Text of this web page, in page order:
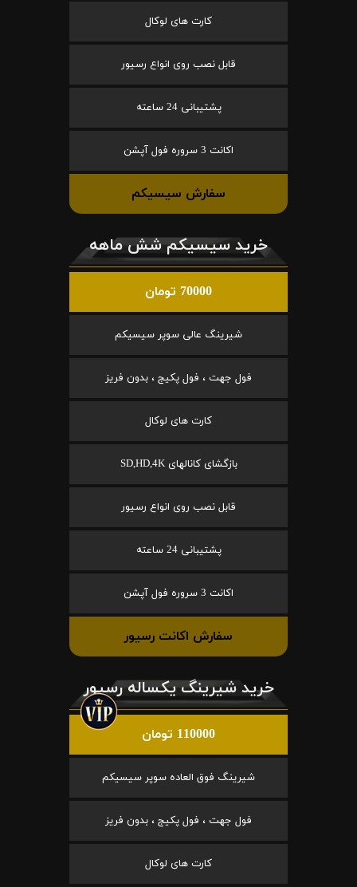
کارت های لوکال
قابل نصب روی انواع رسیور
پشتیبانی 24 ساعته
اکانت 3 سروره فول آپشن
سفارش سیسیکم
خرید سیسیکم شش ماهه
70000 تومان
شیرینگ عالی سوپر سیسیکم
فول جهت ، فول پکیج ، بدون فریز
کارت های لوکال
بازگشای کانالهای SD,HD,4K
قابل نصب روی انواع رسیور
پشتیبانی 24 ساعته
اکانت 3 سروره فول آپشن
سفارش اکانت رسیور
خرید شیرینگ یکساله رسیور
110000 تومان
شیرینگ فوق العاده سوپر سیسیکم
فول جهت ، فول پکیج ، بدون فریز
کارت های لوکال